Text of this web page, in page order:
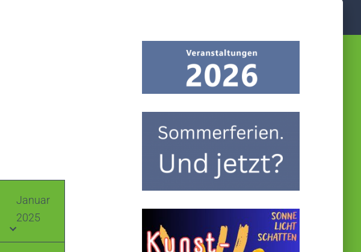
Januar
2025